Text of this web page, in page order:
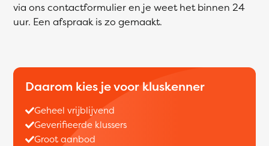
via ons contactformulier en je weet het binnen 24
uur. Een afspraak is zo gemaakt.
Daarom kies je voor kluskenner
Geheel vrijblijvend
Geverifieerde klussers
Groot aanbod